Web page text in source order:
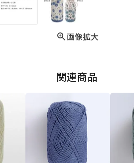
画像拡大
関連商品